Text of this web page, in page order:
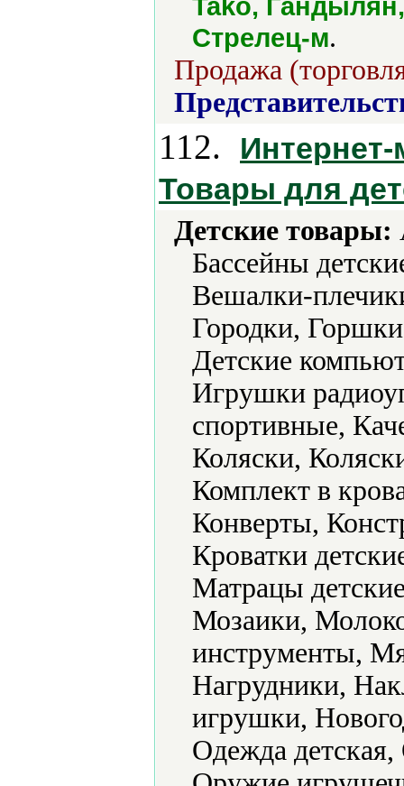
Стрелец-м.
Продажа
112.
Товары для
Детские товары:
Бассейны
Вешалки-
Городки,
Детские
Игрушки
спортивные,
Коляски,
Комплект в
Конверты,
Кроватки
Матрацы
Мозаики,
инструменты,
Нагрудники,
игрушки,
Одежда